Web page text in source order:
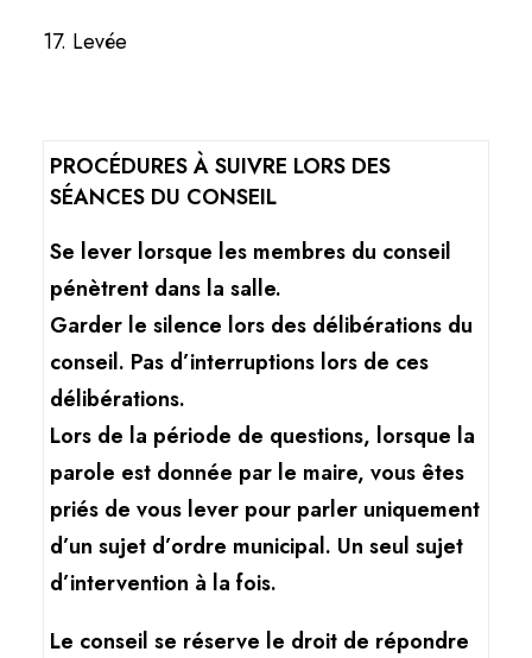
17. Levée
PROCÉDURES À SUIVRE LORS DES
SÉANCES DU CONSEIL
Se lever lorsque les membres du conseil
pénètrent dans la salle.
Garder le silence lors des délibérations du
conseil. Pas d’interruptions lors de ces
délibérations.
Lors de la période de questions, lorsque la
parole est donnée par le maire, vous êtes
priés de vous lever pour parler uniquement
d’un sujet d’ordre municipal. Un seul sujet
d’intervention à la fois.
Le conseil se réserve le droit de répondre